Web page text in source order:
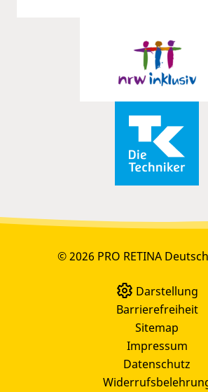
© 2026 PRO RETINA
Darstellung
Barrierefreiheit
Sitemap
Impressum
Datenschutz